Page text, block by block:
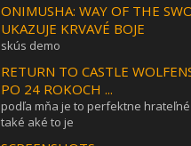
ONIMUSHA: WAY OF THE
UKAZUJE KRVAVÉ BOJE
skús demo
RETURN TO CASTLE
PO 24 ROKOCH ...
podľa mňa je to perfektne
také aké to je